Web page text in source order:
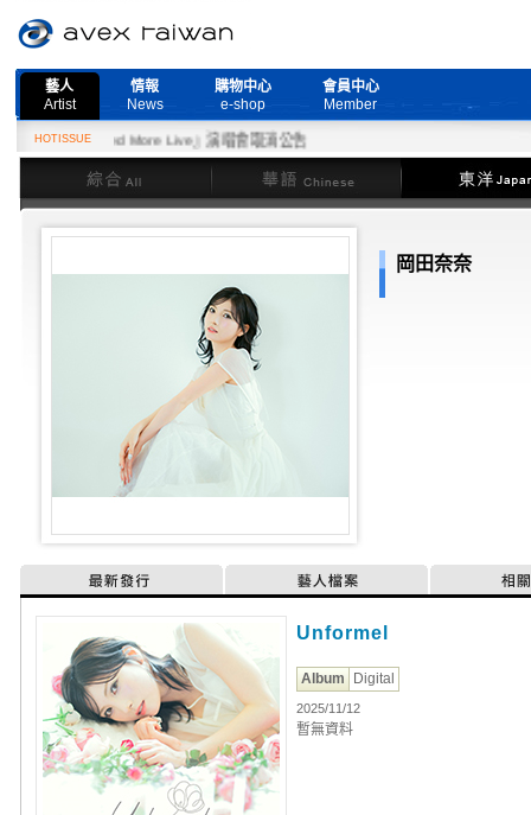
藝人
Artist
情報
News
購物中心
e-shop
會員中心
Member
HOTISSUE
Need More Live』演唱會取消公告
綜合
華語 東洋
岡田奈奈
最新發行 藝人檔案 相
Unformel
Album Digital
2025/11/12
暫無資料